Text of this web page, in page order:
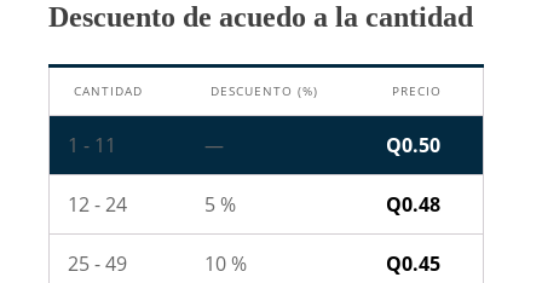
22
-
cantidad
Descuento de acuedo a la cantidad
CANTIDAD DESCUENTO (%) PRECIO
1 - 11 — Q0.50
12 - 24 5 % Q0.48
25 - 49 10 % Q0.45